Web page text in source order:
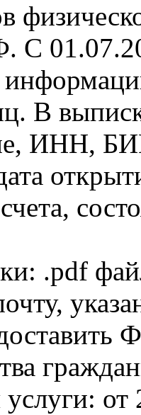
С
В
ИНН,
.pdf
от